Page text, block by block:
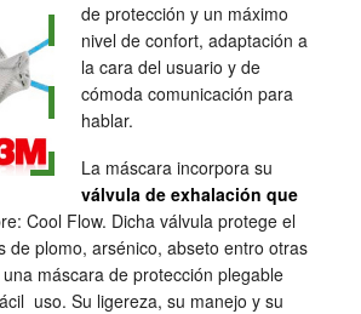
de protección y un máximo
nivel de confort, adaptación a
la cara del usuario y de
cómoda comunicación para
hablar.
La máscara incorpora su
válvula de exhalación que
Cool Flow. Dicha válvula protege el
de plomo, arsénico, abseto entro otras
máscara de protección plegable
uso. Su ligereza, su manejo y su